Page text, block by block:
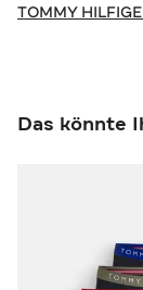
TOMMY
Das könnte